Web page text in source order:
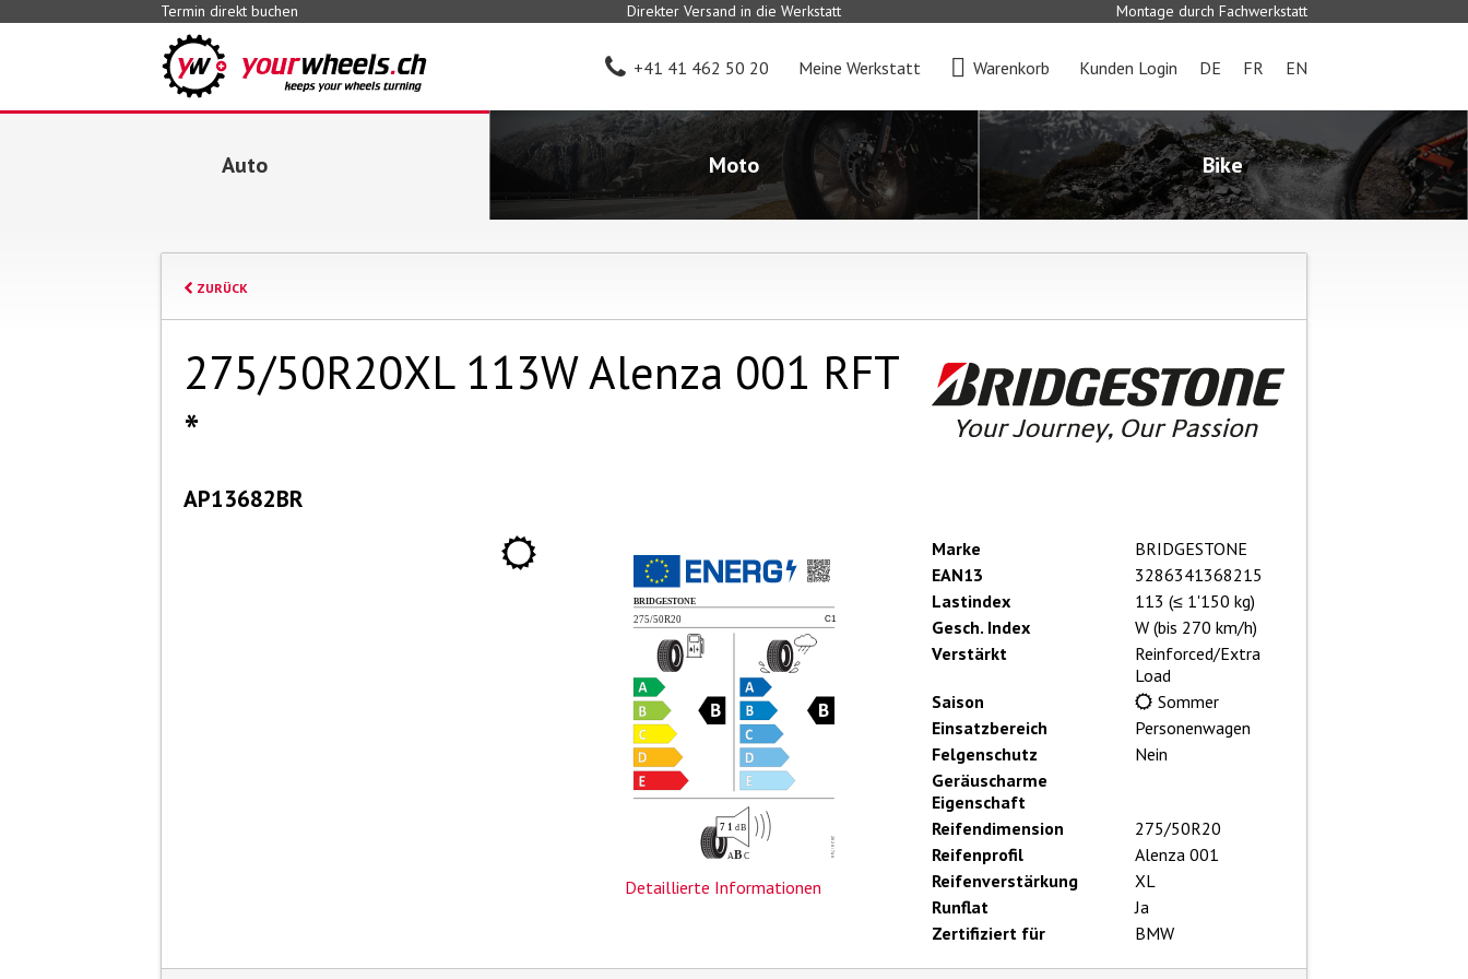
Termin direkt buchen Direkter Versand in die Werkstatt Montage durch Fachwerkstatt
+41 41 462 50 20 Meine Werkstatt Warenkorb Kunden Login DE FR EN
Auto Moto Bike
ZURÜCK
275/50R20XL 113W Alenza 001 RFT
*
AP13682BR
Detaillierte Informationen
Marke
BRIDGESTONE
EAN13
3286341368215
Lastindex
113 (≤ 1'150 kg)
Gesch. Index
W (bis 270 km/h)
Verstärkt
Reinforced/Extra
Load
Saison
Sommer
Einsatzbereich
Personenwagen
Felgenschutz
Nein
Geräuscharme
Eigenschaft
Reifendimension
275/50R20
Reifenprofil
Alenza 001
Reifenverstärkung
XL
Runflat
Ja
Zertifiziert für
BMW